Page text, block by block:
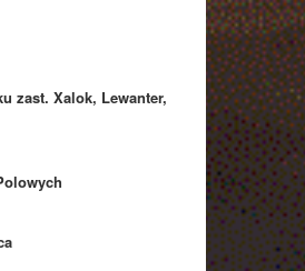
zast. Xalok, Lewanter,